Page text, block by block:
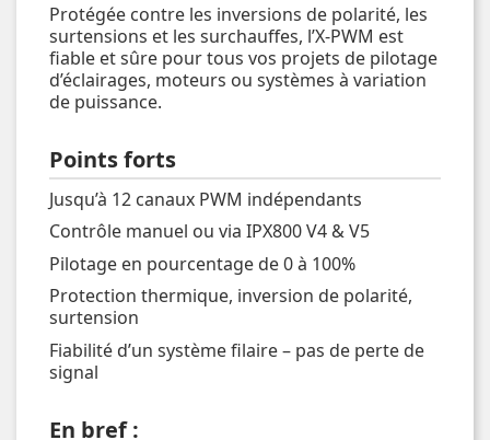
Protégée contre les inversions de polarité, les
surtensions et les surchauffes, l’X-PWM est
fiable et sûre pour tous vos projets de pilotage
d’éclairages, moteurs ou systèmes à variation
de puissance.
Points forts
Jusqu’à 12 canaux PWM indépendants
Contrôle manuel ou via IPX800 V4 & V5
Pilotage en pourcentage de 0 à 100%
Protection thermique, inversion de polarité,
surtension
Fiabilité d’un système filaire – pas de perte de
signal
En bref :